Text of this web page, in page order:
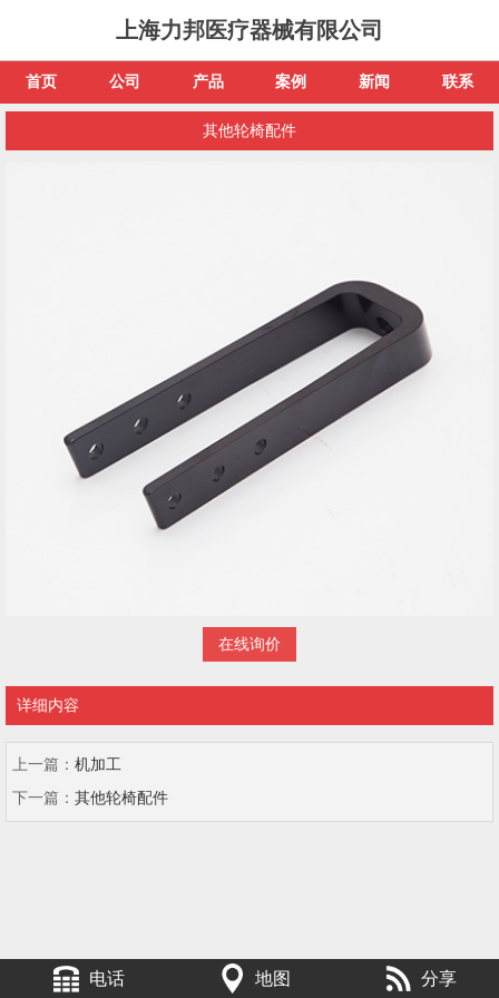
上海力邦医疗器械有限公司
首页 公司 产品 案例 新闻 联系
其他轮椅配件
在线询价
详细内容
上一篇： 机加工
下一篇： 其他轮椅配件
电话 地图 分享